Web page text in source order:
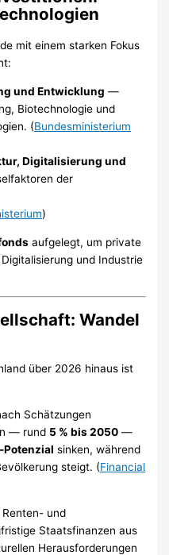
mit einem starken Fokus
und Entwicklung —
Biotechnologie und
(Bundesministerium
Digitalisierung und
der
)
aufgelegt, um private
und Industrie
Wandel
über 2026 hinaus ist
Schätzungen
— rund 5 % bis 2050 —
sinken, während
steigt. (Financial
und
Staatsfinanzen aus
Herausforderungen